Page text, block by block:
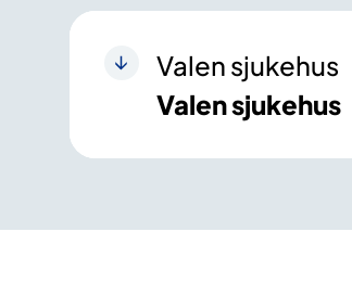
Valen sjukehus
Valen sjukehus